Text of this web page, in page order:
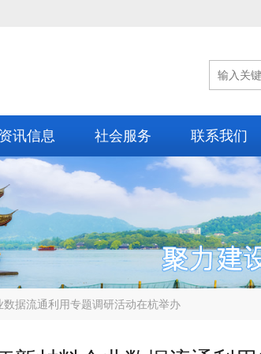
资讯信息 社会服务 联系我们
数据流通利用专题调研活动在杭举办